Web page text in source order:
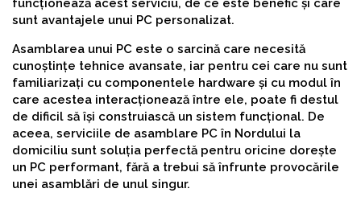
funcționează acest serviciu, de ce este benefic și care
sunt avantajele unui PC personalizat.
Asamblarea unui PC este o sarcină care necesită
cunoștințe tehnice avansate, iar pentru cei care nu sunt
familiarizați cu componentele hardware și cu modul în
care acestea interacționează între ele, poate fi destul
de dificil să își construiască un sistem funcțional. De
aceea, serviciile de asamblare PC în Nordului la
domiciliu sunt soluția perfectă pentru oricine dorește
un PC performant, fără a trebui să înfrunte provocările
unei asamblări de unul singur.